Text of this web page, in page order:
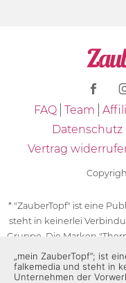
FAQ Team
Datenschutz
Vertrag
* "ZauberTopf" ist eine
steht in keinerlei
Gruppe. Die Marken
des "Thermomix®" sind
der Vorwerk-Gruppe. Die
„mein ZauberTopf”; ist
falkemedia und steht in
Unternehmen der